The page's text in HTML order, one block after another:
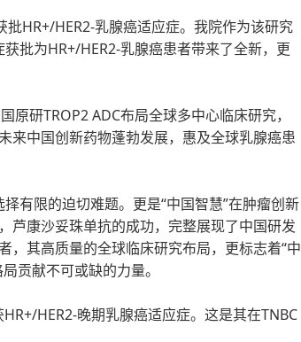
HR+/HER2-乳腺癌适应症。我院作为该研究
批为HR+/HER2-乳腺癌患者带来了全新，更
研TROP2 ADC布局全球多中心临床研究，
来中国创新药物蓬勃发展，惠及全球乳腺癌患
有限的迫切难题。更是“中国智慧”在肿瘤创新
芦康沙妥珠单抗的成功，完整展现了中国研发
，其高质量的全球临床研究布局，更标志着“中
贡献不可或缺的力量。
HER2-晚期乳腺癌适应症。这是其在TNBC